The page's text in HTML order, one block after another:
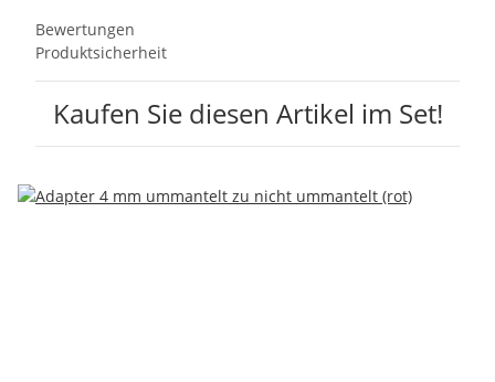
Bewertungen
Produktsicherheit
Kaufen Sie diesen Artikel im Set!